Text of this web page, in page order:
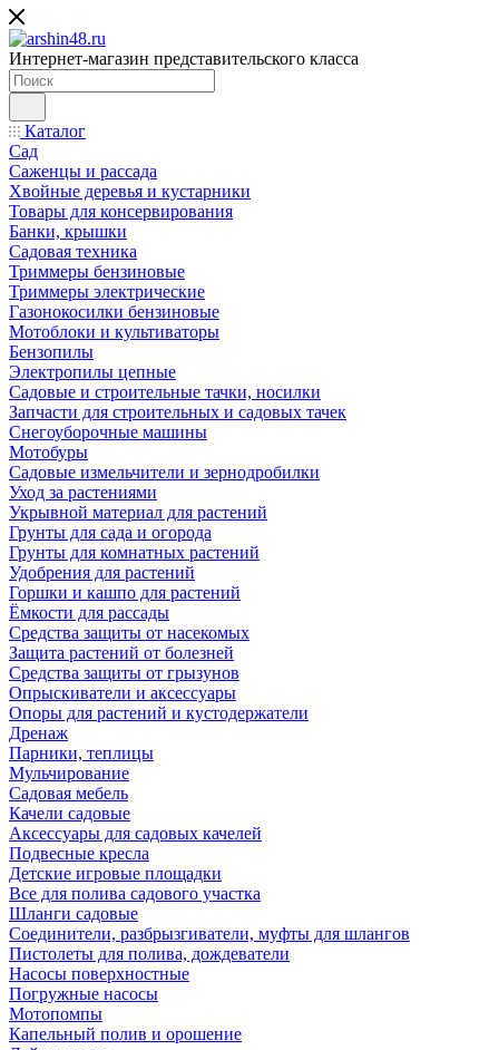
Интернет-магазин представительского класса
Каталог
Сад
Саженцы и рассада
Хвойные деревья и кустарники
Товары для консервирования
Банки, крышки
Садовая техника
Триммеры бензиновые
Триммеры электрические
Газонокосилки бензиновые
Мотоблоки и культиваторы
Бензопилы
Электропилы цепные
Садовые и строительные тачки, носилки
Запчасти для строительных и садовых тачек
Снегоуборочные машины
Мотобуры
Садовые измельчители и зернодробилки
Уход за растениями
Укрывной материал для растений
Грунты для сада и огорода
Грунты для комнатных растений
Удобрения для растений
Горшки и кашпо для растений
Ёмкости для рассады
Средства защиты от насекомых
Защита растений от болезней
Средства защиты от грызунов
Опрыскиватели и аксессуары
Опоры для растений и кустодержатели
Дренаж
Парники, теплицы
Мульчирование
Садовая мебель
Качели садовые
Аксессуары для садовых качелей
Подвесные кресла
Детские игровые площадки
Все для полива садового участка
Шланги садовые
Соединители, разбрызгиватели, муфты для шлангов
Пистолеты для полива, дождеватели
Насосы поверхностные
Погружные насосы
Мотопомпы
Капельный полив и орошение